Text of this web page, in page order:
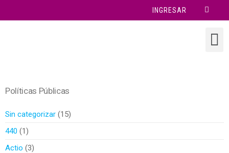
INGRESAR
Políticas Públicas
Sin categorizar 15
440
1
Actio 3